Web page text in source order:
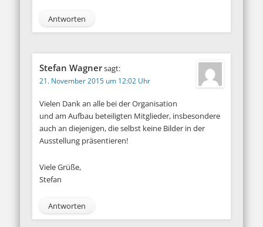
Antworten
Stefan Wagnersagt:
21. November 2015 um 12:02 Uhr
Vielen Dank an alle bei der Organisation
und am Aufbau beteiligten Mitglieder, insbesondere
auch an diejenigen, die selbst keine Bilder in der
Ausstellung präsentieren!
Viele Grüße,
Stefan
Antworten